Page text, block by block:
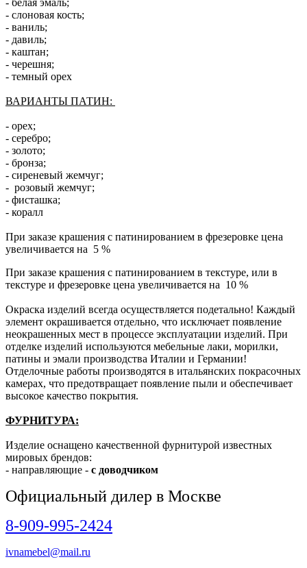
- слоновая кость;
- ваниль;
- давиль;
- каштан;
- черешня;
- темный орех
ВАРИАНТЫ ПАТИН:
- орех;
- серебро;
- золото;
- бронза;
- сиреневый жемчуг;
- розовый жемчуг;
- фисташка;
- коралл
При заказе крашения с патинированием в фрезеровке цена
увеличивается на 5 %
При заказе крашения с патинированием в текстуре, или в
текстуре и фрезеровке цена увеличивается на 10 %
Окраска изделий всегда осуществляется подетально! Каждый
элемент окрашивается отдельно, что исключает появление
неокрашенных мест в процессе эксплуатации изделий. При
отделке изделий используются мебельные лаки, морилки,
патины и эмали производства Италии и Германии!
Отделочные работы производятся в итальянских покрасочных
камерах, что предотвращает появление пыли и обеспечивает
высокое качество покрытия.
ФУРНИТУРА:
Изделие оснащено качественной фурнитурой известных
мировых брендов:
- направляющие - с доводчиком
Официальный дилер в Москве
8-909-995-2424
ivnamebel@mail.ru